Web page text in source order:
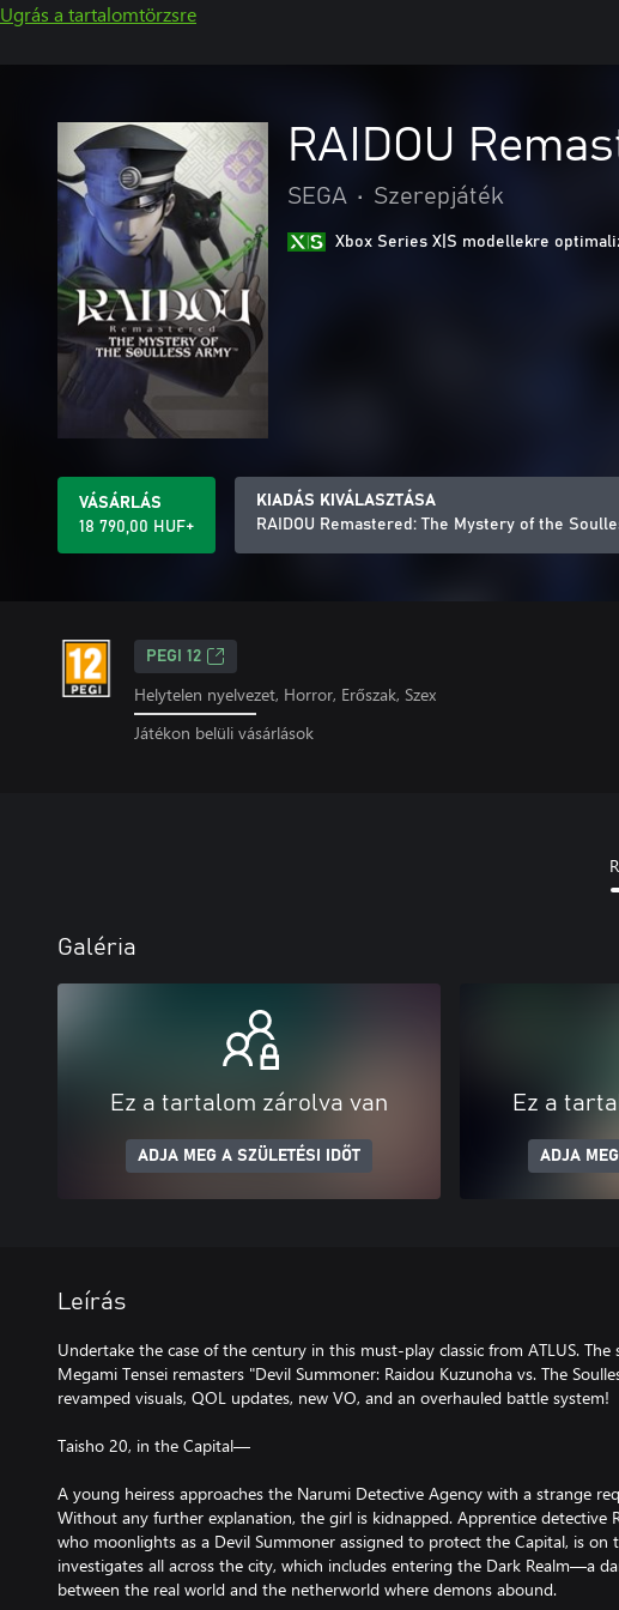
Ugrás a tartalomtörzsre
RAIDOU
SEGA • Szerepjáték
Xbox Series X|S modellekre
VÁSÁRLÁS
18 790,00 HUF+
KIADÁS KIVÁLASZTÁSA
RAIDOU Remastered: The Mystery of the
PEGI 12
Helytelen nyelvezet, Horror, Erőszak, Szex
Játékon belüli vásárlások
Galéria
Ez a tartalom zárolva van
ADJA MEG A SZÜLETÉSI IDŐT
Ez a
ADJA
Leírás
Undertake the case of the century in this must-play classic from ATLUS. The
Megami Tensei remasters "Devil Summoner: Raidou Kuzunoha vs. The
revamped visuals, QOL updates, new VO, and an overhauled battle system!
Taisho 20, in the Capital—
A young heiress approaches the Narumi Detective Agency with a strange
Without any further explanation, the girl is kidnapped. Apprentice detective
who moonlights as a Devil Summoner assigned to protect the Capital, is on
investigates all across the city, which includes entering the Dark Realm—a
between the real world and the netherworld where demons abound.